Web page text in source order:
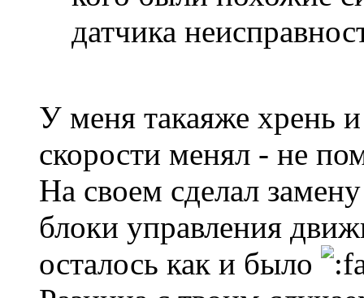
датчика
У меня такаяже хрень
скорости менял - не
На своем сделал
блоки управления
осталось как и было